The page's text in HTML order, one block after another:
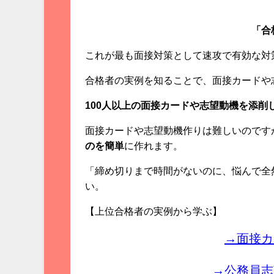
「
これが最も面接対策として速攻で有効な対
合格者の実例を知ることで、面接カード
100人以上の面接カードや志望動機を添削
面接カードや志望動機作りは難しいのです
のを簡単に作れます。
「締め切りまで時間がないのに、悩んで
い。
【上位合格者の実例から学ぶ】
→面接
→公務員